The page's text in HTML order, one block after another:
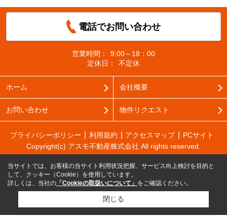
電話でお問い合わせ
営業時間：
9:00～18：00
定休日：
不定休
ホーム 会社概要
お問い合わせ 物件リクエスト
プライバシーポリシー 利用規約 アクセスマップ
PCサイト
Copyright(c) アスモ不動産株式会社 All rights reserved.
当サイトでは、お客様の当サイト利用状況把握、サービス向上検討を目的と
して、クッキー（Cookie）を使用しています。
詳しくは、当社の 「Cookieの取扱いについて」 をご確認ください。
閉じる